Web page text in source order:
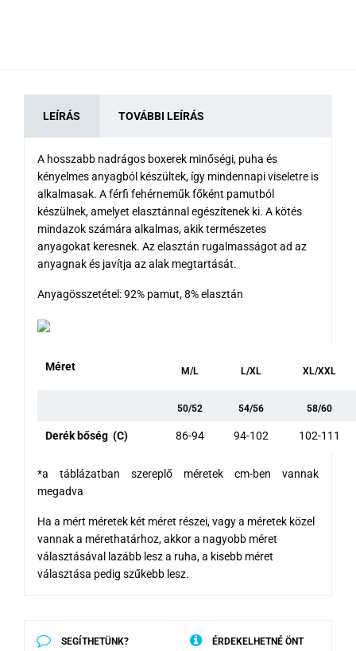
LEÍRÁS TOVÁBBI LEÍRÁS
A hosszabb nadrágos boxerek minőségi, puha és
kényelmes anyagból készültek, így mindennapi viseletre is
alkalmasak. A férfi fehérneműk főként pamutból
készülnek, amelyet elasztánnal egészítenek ki. A kötés
mindazok számára alkalmas, akik természetes
anyagokat keresnek. Az elasztán rugalmasságot ad az
anyagnak és javítja az alak megtartását.
Anyagösszetétel: 92% pamut, 8% elasztán
Méret M/L L/XL XL/XXL
50/52 54/56 58/60
Derék bőség (C) 86-94 94-102 102-111
*a táblázatban szereplő méretek cm-ben vannak
megadva
Ha a mért méretek két méret részei, vagy a méretek közel
vannak a mérethatárhoz, akkor a nagyobb méret
választásával lazább lesz a ruha, a kisebb méret
választása pedig szűkebb lesz.
SEGÍTHETÜNK? ÉRDEKELHETNÉ ÖNT